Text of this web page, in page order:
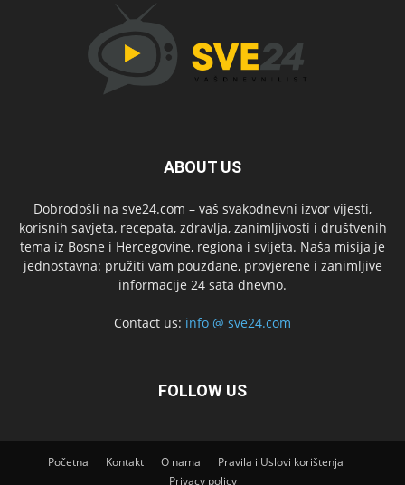
ABOUT US
Dobrodošli na sve24.com – vaš svakodnevni izvor vijesti,
korisnih savjeta, recepata, zdravlja, zanimljivosti i društvenih
tema iz Bosne i Hercegovine, regiona i svijeta. Naša misija je
jednostavna: pružiti vam pouzdane, provjerene i zanimljive
informacije 24 sata dnevno.
Contact us: info @ sve24.com
FOLLOW US
Početna Kontakt O nama
Pravila i Uslovi korištenja
Privacy policy